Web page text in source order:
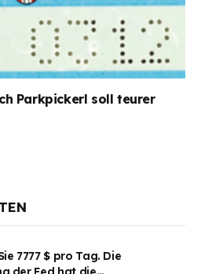
Parkpickerl soll teurer
7777 $ pro Tag. Die